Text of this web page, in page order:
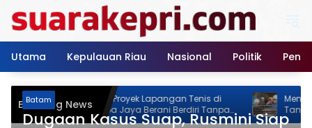
konten
Utama
Kepulauan Riau Nasional Politik
Breaking News
Neo Feodal! Proyek Lapangan Tenis di
Jalan Rimba Jaya Berani Berdiri Tanpa
Izin, Pemilik Malah Pamer Progres 70
Menyusuri
Batam
Dugaan Kasus Suap, Rusmini Siap